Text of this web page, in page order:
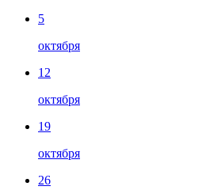
5
октября
12
октября
19
октября
26